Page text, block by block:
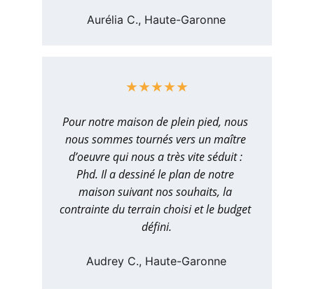
★★★★★
Pour notre maison de plein pied, nous
nous sommes tournés vers un maître
d’oeuvre qui nous a très vite séduit :
Phd. Il a dessiné le plan de notre
maison suivant nos souhaits, la
contrainte du terrain choisi et le budget
défini.
Aurélia C., Haute-Garonne
Audrey C., Haute-Garonne